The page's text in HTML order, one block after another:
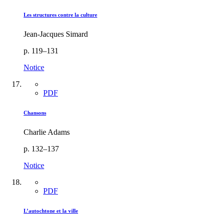
Les structures contre la culture
Jean-Jacques Simard
p. 119–131
Notice
PDF
Chansons
Charlie Adams
p. 132–137
Notice
PDF
L’autochtone et la ville